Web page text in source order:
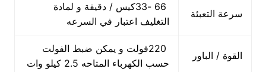
سرعة التعبئة
66 -33كيس / دقيقة و لمادة
التغليف اعتبار في السرعه
القوة / الباور
220فولت و يمكن ضبط الفولت
حسب الكهرباء المتاحه 2.5 كيلو وات